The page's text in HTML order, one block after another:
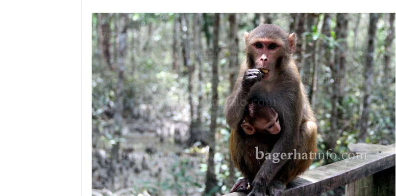
ইকো-
ট্যুরিজম
ও
বন্যপ্রাণী
প্রজনন
কেন্দ্র